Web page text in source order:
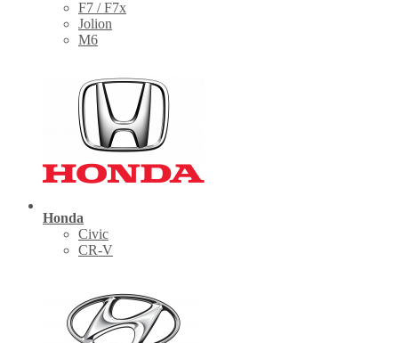
F7 / F7x
Jolion
M6
Honda
Civic
CR-V